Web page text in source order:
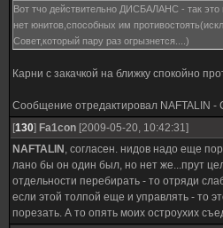
Вот тчо действительно ДИСБАЛАНС - так
нет юнитов,способных им
Совет,который пару раз огрызнется....)
Карни с закачкой на ближку спокойно
Сообщение отредактировал NAFTALIN -
[130] Fa1con [2009-05-20, 10:42:31]
NAFTALIN , согласен. нидов надо еще
лано бы он один был, но нет же...прут
отдельности перебирать - то отряди
если этой толпой еще и управлять - то
порезать. А то опять моих остроухих